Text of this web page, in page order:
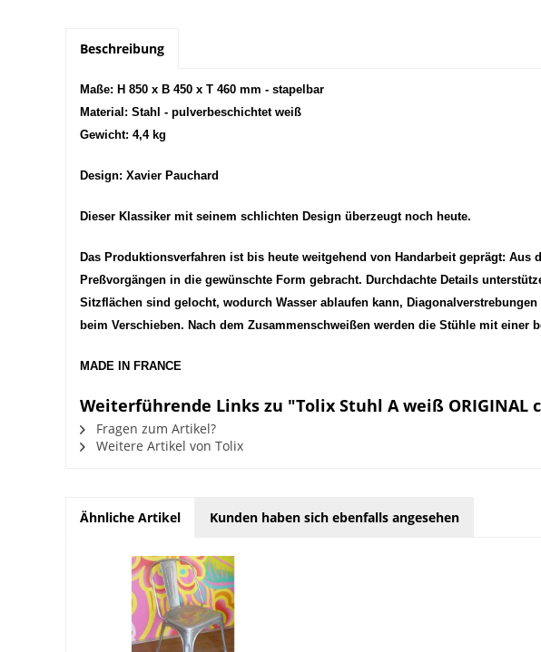
Beschreibung
Maße: H 850 x B 450 x T 460 mm - stapelbar
Material: Stahl - pulverbeschichtet weiß
Gewicht: 4,4 kg
Design: Xavier Pauchard
Dieser Klassiker mit seinem schlichten Design überzeugt noch heute.
Das Produktionsverfahren ist bis heute weitgehend von Handarbeit geprägt:
Preßvorgängen in die gewünschte Form gebracht. Durchdachte Details
Sitzflächen sind gelocht, wodurch Wasser ablaufen kann,
beim Verschieben. Nach dem Zusammenschweißen werden die Stühle mit einer
MADE IN FRANCE
Weiterführende Links zu "Tolix Stuhl A weiß ORIGINAL
Fragen zum Artikel?
Weitere Artikel von Tolix
Ähnliche Artikel Kunden haben sich ebenfalls angesehen